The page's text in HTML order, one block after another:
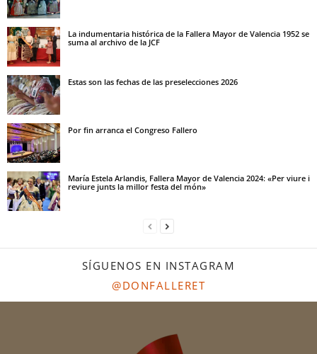
La indumentaria histórica de la Fallera Mayor de Valencia 1952 se
suma al archivo de la JCF
Estas son las fechas de las preselecciones 2026
Por fin arranca el Congreso Fallero
María Estela Arlandis, Fallera Mayor de Valencia 2024: «Per viure i
reviure junts la millor festa del món»
SÍGUENOS EN INSTAGRAM
@DONFALLERET